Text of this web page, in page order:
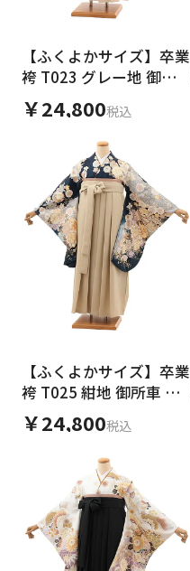
【ふくよかサイズ】卒業
袴 T023 グレー地 御所
車 花づくし×クリーム
￥24,800税込
【ふくよかサイズ】卒業
袴 T025 紺地 御所車 花
づくし×ベージュ
￥24,800税込